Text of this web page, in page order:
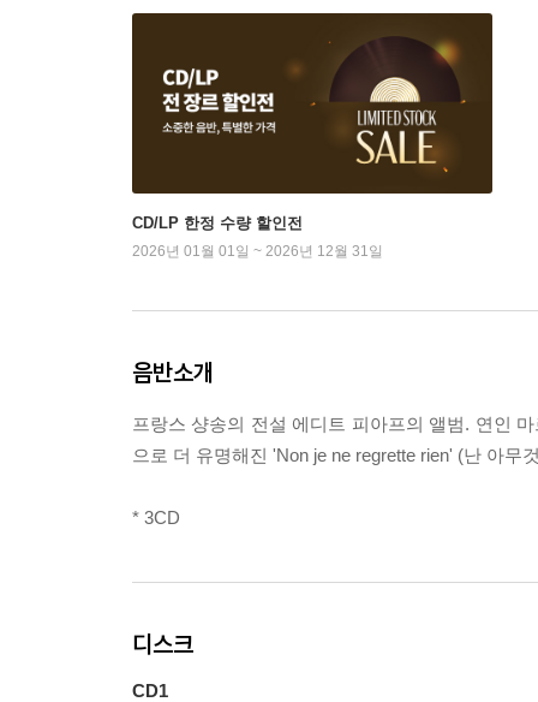
CD/LP 한정 수량 할인전
2026년 01월 01일 ~ 2026년 12월 31일
음반소개
프랑스 샹송의 전설 에디트 피아프의 앨범. 연인
으로 더 유명해진 'Non je ne regrette rien' (난 아
* 3CD
디스크
CD1